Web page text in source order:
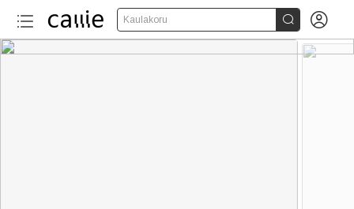
Kaulakoru  